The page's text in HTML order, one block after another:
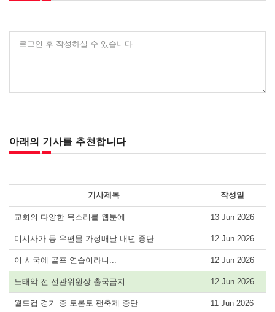
로그인 후 작성하실 수 있습니다
아래의 기사를 추천합니다
기사제목 작성일
교회의 다양한 목소리를 웹툰에 13 Jun 2026
미시사가 등 우편물 가정배달 내년 중단 12 Jun 2026
이 시국에 골프 연습이라니... 12 Jun 2026
노태악 전 선관위원장 출국금지 12 Jun 2026
월드컵 경기 중 토론토 팬축제 중단 11 Jun 2026